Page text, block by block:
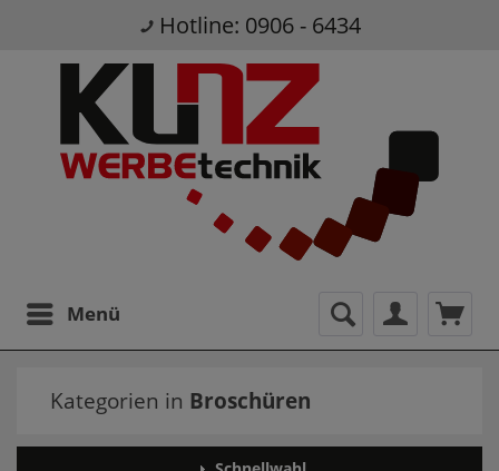
Hotline: 0906 - 6434
Menü
Kategorien in Broschüren